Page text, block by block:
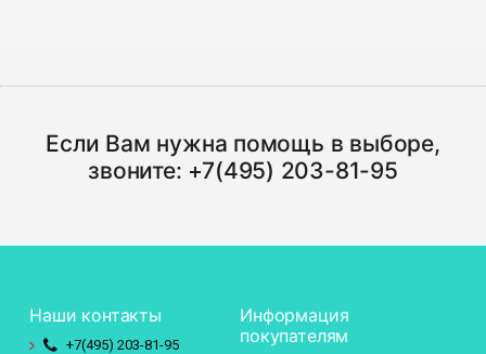
Если Вам нужна помощь в выборе,
звоните: +7(495) 203-81-95
Наши контакты
+7(495) 203-81-95
Информация
покупателям